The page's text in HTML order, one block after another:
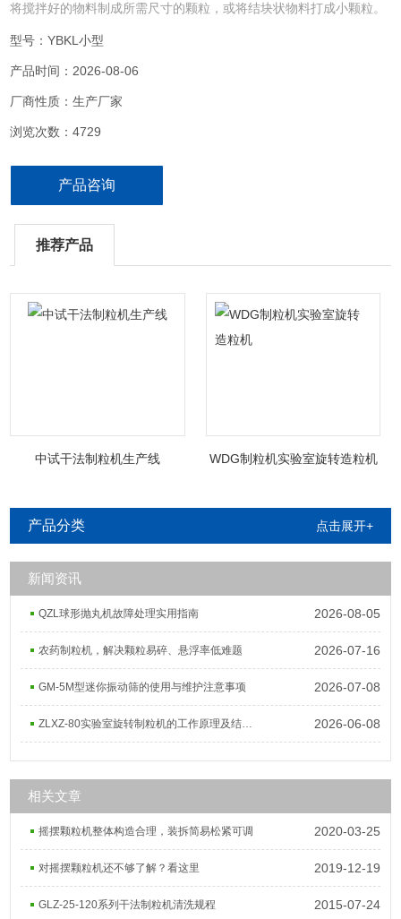
将搅拌好的物料制成所需尺寸的颗粒，或将结块状物料打成小颗粒。
型号：YBKL小型
产品时间：2026-08-06
厂商性质：生产厂家
浏览次数：4729
产品咨询
推荐产品
中试干法制粒机生产线 WDG制粒机实验室旋转造粒机
产品分类 点击展开+
新闻资讯
QZL球形抛丸机故障处理实用指南 2026-08-05
农药制粒机，解决颗粒易碎、悬浮率低难题 2026-07-16
GM-5M型迷你振动筛的使用与维护注意事项 2026-07-08
ZLXZ-80实验室旋转制粒机的工作原理及结构组成 2026-06-08
相关文章
摇摆颗粒机整体构造合理，装拆简易松紧可调 2020-03-25
对摇摆颗粒机还不够了解？看这里 2019-12-19
GLZ-25-120系列干法制粒机清洗规程 2015-07-24